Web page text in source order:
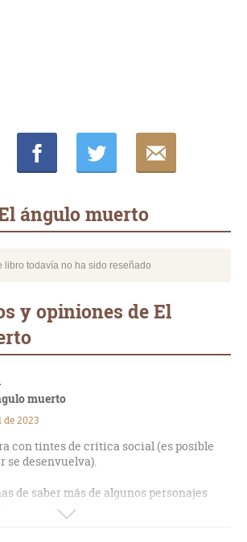
ángulo muerto
libro todavía no ha sido reseñado
y opiniones de El
muerto
2023
con tintes de crítica social (es posible
se desenvuelva).
de saber más de algunos personajes
principal).